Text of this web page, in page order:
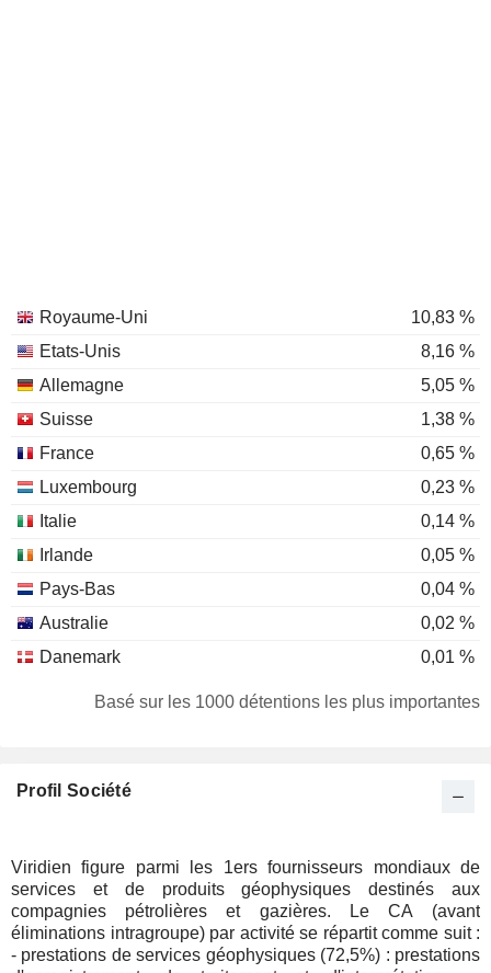
Royaume-Uni
10,83 %
Etats-Unis
8,16 %
Allemagne
5,05 %
Suisse
1,38 %
France
0,65 %
Luxembourg
0,23 %
Italie
0,14 %
Irlande
0,05 %
Pays-Bas
0,04 %
Australie
0,02 %
Danemark
0,01 %
Basé sur les 1000 détentions les plus importantes
Profil Société
Viridien figure parmi les 1ers fournisseurs mondiaux de
services et de produits géophysiques destinés aux
compagnies pétrolières et gazières. Le CA (avant
éliminations intragroupe) par activité se répartit comme suit :
- prestations de services géophysiques (72,5%) : prestations